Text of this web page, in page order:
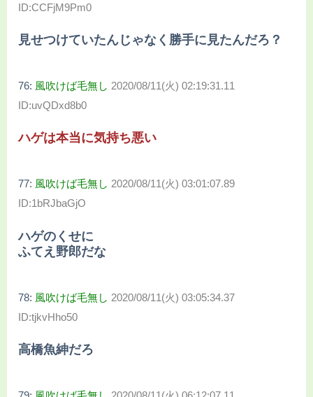
ID:CCFjM9Pm0
見せつけていたんじゃなく勝手に見たんだろ？
76: 風吹けば毛無し 2020/08/11(火) 02:19:31.11
ID:uvQDxd8b0
ハゲは本当に気持ち悪い
77: 風吹けば毛無し 2020/08/11(火) 03:01:07.89
ID:1bRJbaGjO
ハゲのくせに
ふてえ野郎だな
78: 風吹けば毛無し 2020/08/11(火) 03:05:34.37
ID:tjkvHho50
高橋魚紳だろ